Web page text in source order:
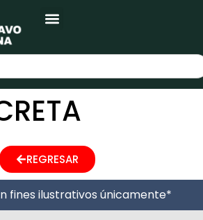
REGRESAR
fines ilustrativos únicamente*